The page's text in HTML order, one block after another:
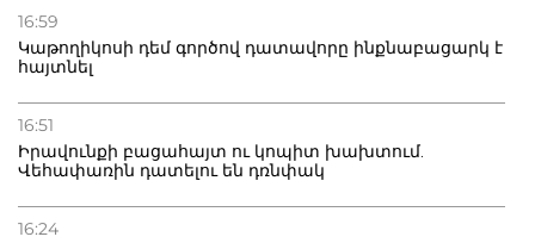
16:59
Կաթողիկոսի դեմ գործով դատավորը ինքնաբացարկ է
հայտնել
16:51
Իրավունքի բացահայտ ու կոպիտ խախտում.
Վեհափառին դատելու են դռնփակ
16:24
Բաքվի բանտից գեներալ Մանուկյանը դիմել է
Փաշինյանին